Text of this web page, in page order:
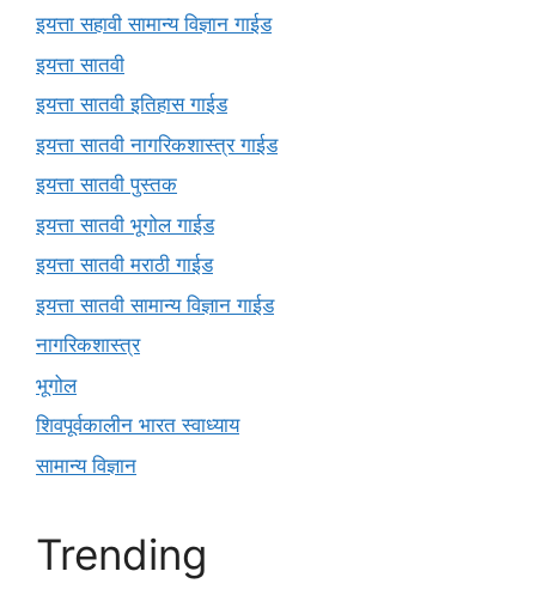
इयत्ता सहावी सामान्य विज्ञान गाईड
इयत्ता सातवी
इयत्ता सातवी इतिहास गाईड
इयत्ता सातवी नागरिकशास्त्र गाईड
इयत्ता सातवी पुस्तक
इयत्ता सातवी भूगोल गाईड
इयत्ता सातवी मराठी गाईड
इयत्ता सातवी सामान्य विज्ञान गाईड
नागरिकशास्त्र
भूगोल
शिवपूर्वकालीन भारत स्वाध्याय
सामान्य विज्ञान
Trending